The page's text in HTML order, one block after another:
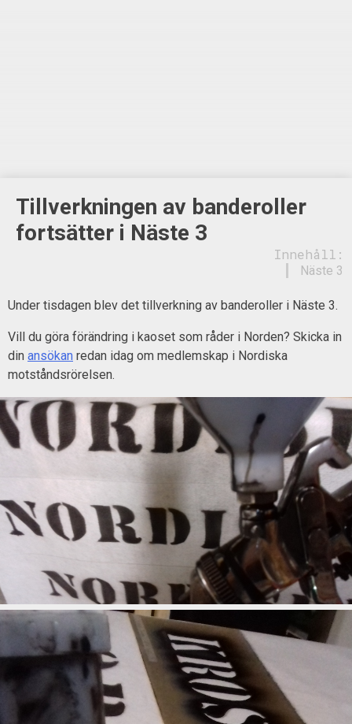
Tillverkningen av banderoller
fortsätter i Näste 3
Innehåll:
Näste 3
Under tisdagen blev det tillverkning av banderoller i Näste 3.
Vill du göra förändring i kaoset som råder i Norden? Skicka in
din ansökan redan idag om medlemskap i Nordiska
motståndsrörelsen.